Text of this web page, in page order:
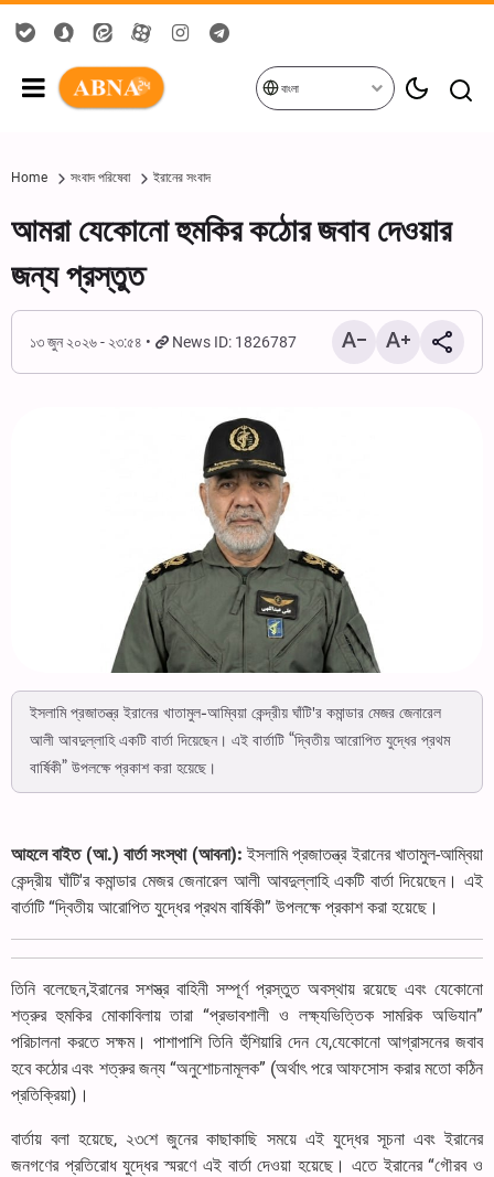
বাংলা
Home সংবাদ পরিষেবা ইরানের সংবাদ
আমরা যেকোনো হুমকির কঠোর জবাব দেওয়ার
জন্য প্রস্তুত
১৩ জুন ২০২৬ - ২৩:৫৪ News ID: 1826787
ইসলামি প্রজাতন্ত্র ইরানের খাতামুল-আম্বিয়া কেন্দ্রীয় ঘাঁটি'র কমান্ডার মেজর জেনারেল
আলী আবদুল্লাহি একটি বার্তা দিয়েছেন। এই বার্তাটি “দ্বিতীয় আরোপিত যুদ্ধের প্রথম
বার্ষিকী” উপলক্ষে প্রকাশ করা হয়েছে।
আহলে বাইত (আ.) বার্তা সংস্থা (আবনা):ইসলামি প্রজাতন্ত্র ইরানের খাতামুল-আম্বিয়া
কেন্দ্রীয় ঘাঁটি'র কমান্ডার মেজর জেনারেল আলী আবদুল্লাহি একটি বার্তা দিয়েছেন। এই
বার্তাটি “দ্বিতীয় আরোপিত যুদ্ধের প্রথম বার্ষিকী” উপলক্ষে প্রকাশ করা হয়েছে।
তিনি বলেছেন,ইরানের সশস্ত্র বাহিনী সম্পূর্ণ প্রস্তুত অবস্থায় রয়েছে এবং যেকোনো
শত্রুর হুমকির মোকাবিলায় তারা “প্রভাবশালী ও লক্ষ্যভিত্তিক সামরিক অভিযান”
পরিচালনা করতে সক্ষম। পাশাপাশি তিনি হুঁশিয়ারি দেন যে,যেকোনো আগ্রাসনের জবাব
হবে কঠোর এবং শত্রুর জন্য “অনুশোচনামূলক” (অর্থাৎ পরে আফসোস করার মতো কঠিন
প্রতিক্রিয়া)।
বার্তায় বলা হয়েছে, ২৩শে জুনের কাছাকাছি সময়ে এই যুদ্ধের সূচনা এবং ইরানের
জনগণের প্রতিরোধ যুদ্ধের স্মরণে এই বার্তা দেওয়া হয়েছে। এতে ইরানের “গৌরব ও